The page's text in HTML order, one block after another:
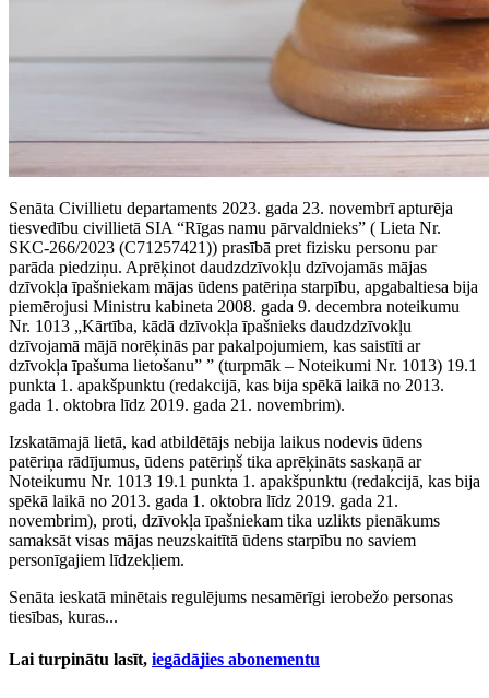
Senāta Civillietu departaments 2023. gada 23. novembrī apturēja
tiesvedību civillietā SIA “Rīgas namu pārvaldnieks” ( Lieta Nr.
SKC-266/2023 (C71257421)) prasībā pret fizisku personu par
parāda piedziņu. Aprēķinot daudzdzīvokļu dzīvojamās mājas
dzīvokļa īpašniekam mājas ūdens patēriņa starpību, apgabaltiesa bija
piemērojusi Ministru kabineta 2008. gada 9. decembra noteikumu
Nr. 1013 „Kārtība, kādā dzīvokļa īpašnieks daudzdzīvokļu
dzīvojamā mājā norēķinās par pakalpojumiem, kas saistīti ar
dzīvokļa īpašuma lietošanu” ” (turpmāk – Noteikumi Nr. 1013) 19.1
punkta 1. apakšpunktu (redakcijā, kas bija spēkā laikā no 2013.
gada 1. oktobra līdz 2019. gada 21. novembrim).
Izskatāmajā lietā, kad atbildētājs nebija laikus nodevis ūdens
patēriņa rādījumus, ūdens patēriņš tika aprēķināts saskaņā ar
Noteikumu Nr. 1013 19.1 punkta 1. apakšpunktu (redakcijā, kas bija
spēkā laikā no 2013. gada 1. oktobra līdz 2019. gada 21.
novembrim), proti, dzīvokļa īpašniekam tika uzlikts pienākums
samaksāt visas mājas neuzskaitītā ūdens starpību no saviem
personīgajiem līdzekļiem.
Senāta ieskatā minētais regulējums nesamērīgi ierobežo personas
tiesības, kuras...
Lai turpinātu lasīt, iegādājies abonementu